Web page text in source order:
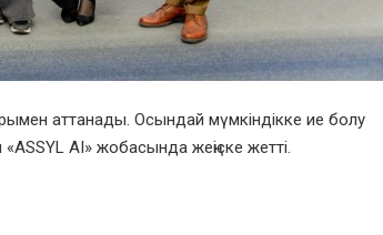
аттанады. Осындай мүмкіндікке ие болу
AI» жобасында жеңіске жетті.